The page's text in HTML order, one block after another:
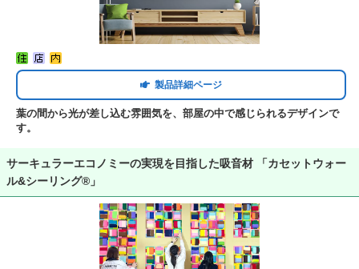
製品詳細ページ
葉の間から光が差し込む雰囲気を、部屋の中で感じられるデザインで
す。
サーキュラーエコノミーの実現を目指した吸音材 「カセットウォー
ル&シーリング®」